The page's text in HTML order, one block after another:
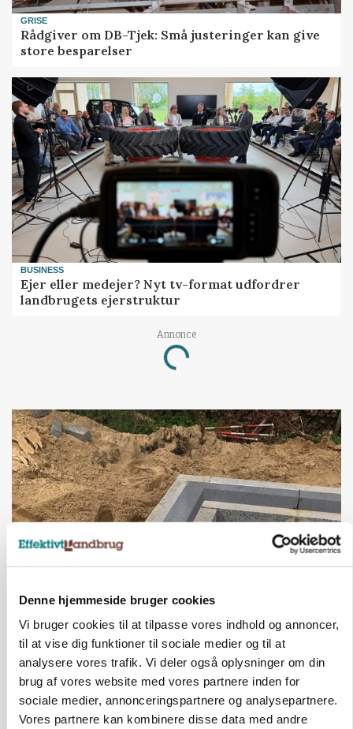
Denne hjemmeside bruger cookies
Vi bruger cookies til at tilpasse vores indhold og annoncer,
til at vise dig funktioner til sociale medier og til at
analysere vores trafik. Vi deler også oplysninger om din
brug af vores website med vores partnere inden for
sociale medier, annonceringspartnere og analysepartnere.
Vores partnere kan kombinere disse data med andre
GRISE
Rådgiver om DB-Tjek: Små justeringer kan give
store besparelser
BUSINESS
Ejer eller medejer? Nyt tv-format udfordrer
landbrugets ejerstruktur
Annonce
Loading...
BUSINESS
Fra mark til mur: Byggeriet kan åbne nyt
marked for biokul
Annonce